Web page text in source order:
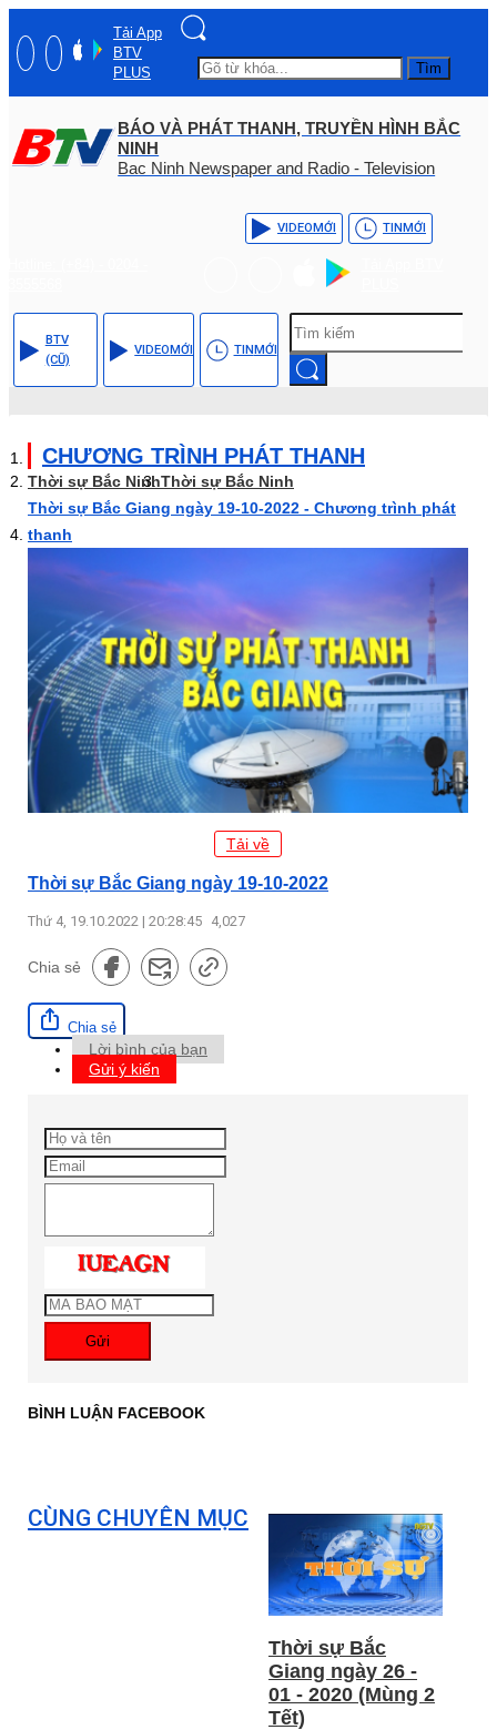
Tải App
BTV
PLUS
Tìm
BÁO VÀ PHÁT THANH, TRUYỀN HÌNH BẮC
NINH
Bac Ninh Newspaper and Radio - Television
VIDEOMỚI TINMỚI
BTV
(CŨ)
VIDEOMỚI TINMỚI
CHƯƠNG TRÌNH PHÁT THANH
Thời sự Bắc NinhThời sự Bắc Ninh
Thời sự Bắc Giang ngày 19-10-2022 - Chương trình phát
thanh
Tải về
Thời sự Bắc Giang ngày 19-10-2022
Thứ 4, 19.10.2022 | 20:28:45 4,027
Chia sẻ
Chia sẻ
Lời bình của bạn
Gửi ý kiến
Gửi
BÌNH LUẬN FACEBOOK
CÙNG CHUYÊN MỤC
Thời sự Bắc
Giang ngày 26 -
01 - 2020 (Mùng 2
Tết)